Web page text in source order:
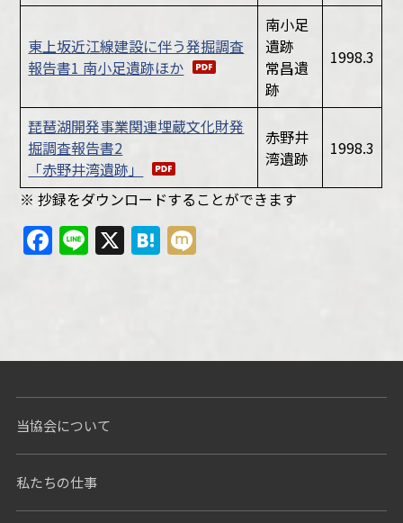
東上坂近江線建設に伴う発掘調査
報告書1 南小足遺跡ほか
南小足
遺跡
常昌遺
跡
1998.3
琵琶湖開発事業関連埋蔵文化財発
掘調査報告書2
「赤野井湾遺跡」
赤野井
湾遺跡
1998.3
※ 抄録をダウンロードすることができます
Facebook
Line
X Hatena
当協会について
私たちの仕事